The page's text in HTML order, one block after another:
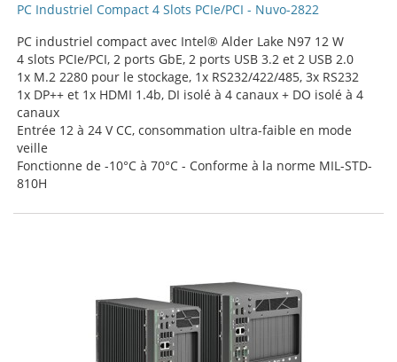
PC Industriel Compact 4 Slots PCIe/PCI - Nuvo-2822
PC industriel compact avec Intel® Alder Lake N97 12 W
4 slots PCIe/PCI, 2 ports GbE, 2 ports USB 3.2 et 2 USB 2.0
1x M.2 2280 pour le stockage, 1x RS232/422/485, 3x RS232
1x DP++ et 1x HDMI 1.4b, DI isolé à 4 canaux + DO isolé à 4
canaux
Entrée 12 à 24 V CC, consommation ultra-faible en mode
veille
Fonctionne de -10°C à 70°C - Conforme à la norme MIL-STD-
810H